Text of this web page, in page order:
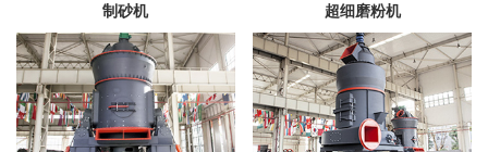
制砂机 超细磨粉机